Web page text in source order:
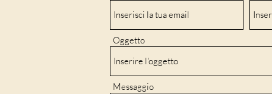
Oggetto
Messaggio